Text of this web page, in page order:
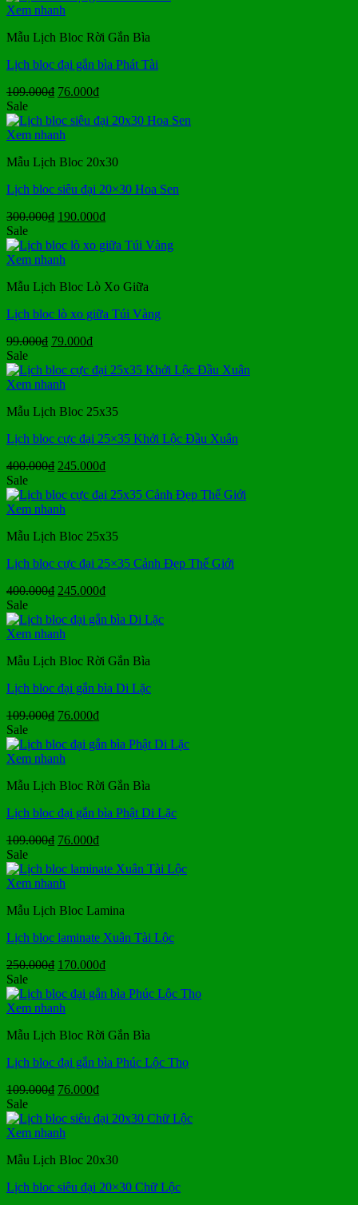
250.000₫.
Xem nhanh
Mẫu Lịch Bloc Rời Gắn Bìa
Lịch bloc đại gắn bìa Phát Tài
109.000₫ Giá
là:
109.000₫.
76.000₫Giá
tại
Sale
Xem nhanh
Mẫu Lịch Bloc 20x30
Lịch bloc siêu đại 20×30 Hoa Sen
300.000₫ Giá
là:
300.000₫.
190.000₫Giá
tại
Sale
Xem nhanh
Mẫu Lịch Bloc Lò Xo Giữa
Lịch bloc lò xo giữa Túi Vàng
99.000₫ Giá
là:
99.000₫.
79.000₫Giá
tại
Sale
Xem nhanh
Mẫu Lịch Bloc 25x35
Lịch bloc cực đại 25×35 Khởi Lộc Đầu Xuân
400.000₫ Giá
là:
400.000₫.
245.000₫Giá
tại
Sale
Xem nhanh
Mẫu Lịch Bloc 25x35
Lịch bloc cực đại 25×35 Cảnh Đẹp Thế Giới
400.000₫ Giá
là:
400.000₫.
245.000₫Giá
tại
Sale
Xem nhanh
Mẫu Lịch Bloc Rời Gắn Bìa
Lịch bloc đại gắn bìa Di Lặc
109.000₫ Giá
là:
109.000₫.
76.000₫Giá
tại
Sale
Xem nhanh
Mẫu Lịch Bloc Rời Gắn Bìa
Lịch bloc đại gắn bìa Phật Di Lặc
109.000₫ Giá
là:
109.000₫.
76.000₫Giá
tại
Sale
Xem nhanh
Mẫu Lịch Bloc Lamina
Lịch bloc laminate Xuân Tài Lộc
250.000₫ Giá
là:
250.000₫.
170.000₫Giá
tại
Sale
Xem nhanh
Mẫu Lịch Bloc Rời Gắn Bìa
Lịch bloc đại gắn bìa Phúc Lộc Thọ
109.000₫ Giá
là:
109.000₫.
76.000₫Giá
tại
Sale
Xem nhanh
Mẫu Lịch Bloc 20x30
Lịch bloc siêu đại 20×30 Chữ Lộc